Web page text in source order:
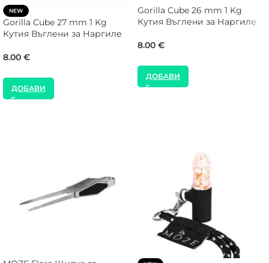
NEW
Gorilla Cube 27 mm 1 Kg
Кутия Въглени за Наргиле
8.00 €
ДОБАВИ
Gorilla Cube 26 mm 1 Kg
Кутия Въглени за Наргиле
8.00 €
ДОБАВИ